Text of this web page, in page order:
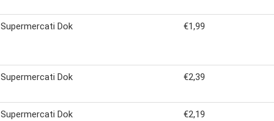
Supermercati Dok €1,99
Supermercati Dok €2,39
Supermercati Dok €2,19